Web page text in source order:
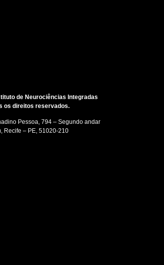
de Neurociências Integradas
os direitos reservados.
Pessoa, 794 – Segundo andar
Recife – PE, 51020-210